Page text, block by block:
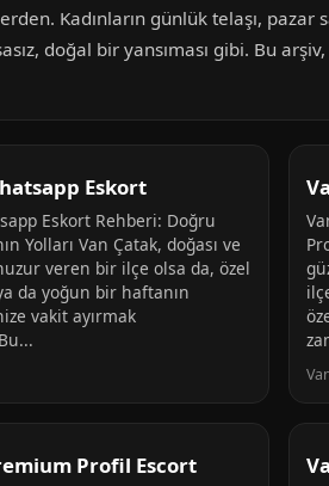
Kadınların günlük telaşı, pazar
doğal bir yansıması gibi. Bu
Eskort
Eskort Rehberi: Doğru
Yolları Van Çatak, doğası ve
veren bir ilçe olsa da, özel
da yoğun bir haftanın
vakit ayırmak
Profil Escort